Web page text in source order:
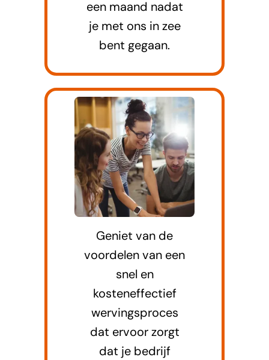
een maand nadat
je met ons in zee
bent gegaan.
Geniet van de
voordelen van een
snel en
kosteneffectief
wervingsproces
dat ervoor zorgt
dat je bedrijf